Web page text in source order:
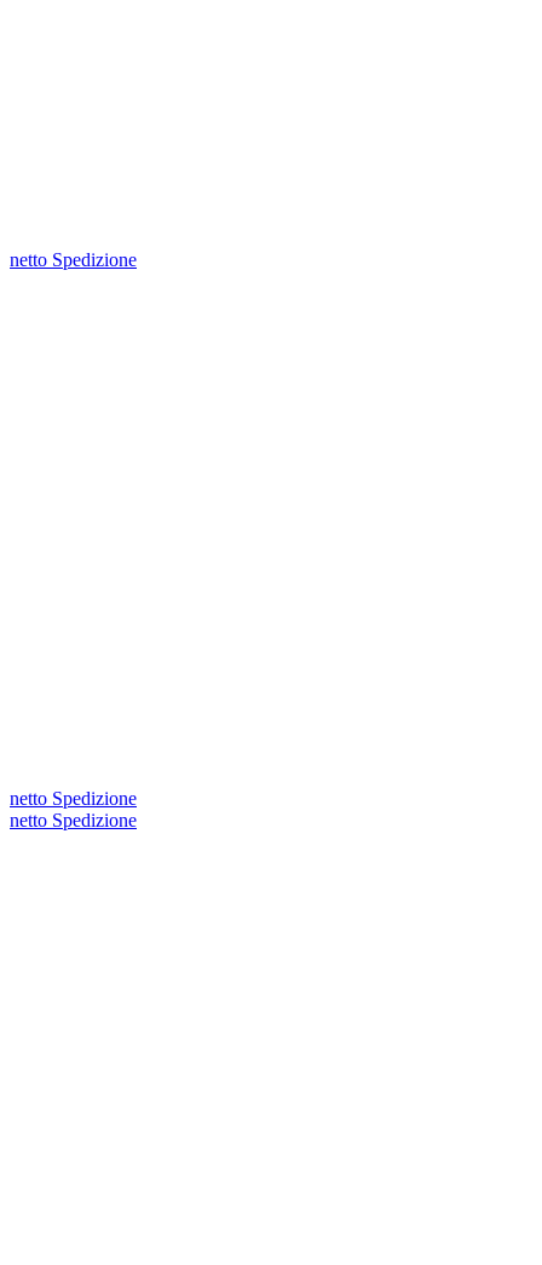
netto Spedizione
netto Spedizione
netto Spedizione